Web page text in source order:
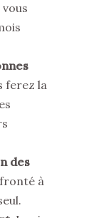
ferez la
des
à